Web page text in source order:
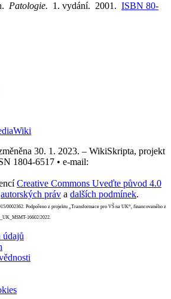
Patologie. 1. vydání. 2001. ISBN 80-
30. 1. 2023. – WikiSkripta, projekt
1804-6517 • e-mail:
Creative Commons Uveďte původ 4.0
autorských práv a dalších podmínek.
0002362. Podpořeno z projektu „Transformace pro VŠ na UK“, financovaného z
16602/2022.
údajů